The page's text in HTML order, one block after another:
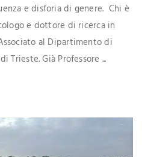
e disforia di genere. Chi è
e dottore di ricerca in
al Dipartimento di
Trieste. Già Professore ...